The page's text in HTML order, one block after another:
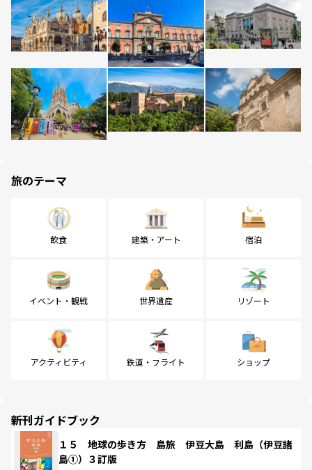
旅のテーマ
飲食 建築・アート 宿泊
イベント・観戦 世界遺産 リゾート
アクティビティ 鉄道・フライト ショップ
新刊ガイドブック
１５ 地球の歩き方 島旅 伊豆大島 利島（伊豆諸
島①）３訂版